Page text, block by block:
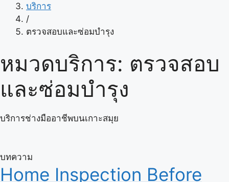
บริการ
/
ตรวจสอบและซ่อมบำรุง
หมวดบริการ: ตรวจสอบ
และซ่อมบำรุง
บริการช่างมืออาชีพบนเกาะสมุย
บทความ
Home Inspection Before